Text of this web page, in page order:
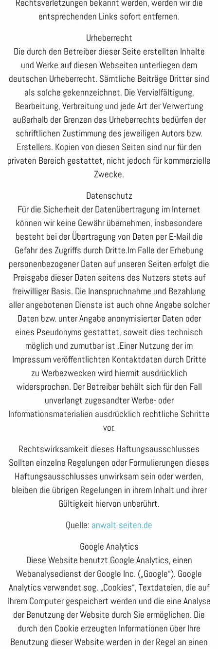
Rechtsverletzungen bekannt werden, werden wir die
entsprechenden Links sofort entfernen.
Urheberrecht
Die durch den Betreiber dieser Seite erstellten Inhalte
und Werke auf diesen Webseiten unterliegen dem
deutschen Urheberrecht. Sämtliche Beiträge Dritter sind
als solche gekennzeichnet. Die Vervielfältigung,
Bearbeitung, Verbreitung und jede Art der Verwertung
außerhalb der Grenzen des Urheberrechts bedürfen der
schriftlichen Zustimmung des jeweiligen Autors bzw.
Erstellers. Kopien von diesen Seiten sind nur für den
privaten Bereich gestattet, nicht jedoch für kommerzielle
Zwecke.
Datenschutz
Für die Sicherheit der Datenübertragung im Internet
können wir keine Gewähr übernehmen, insbesondere
besteht bei der Übertragung von Daten per E-Mail die
Gefahr des Zugriffs durch Dritte.Im Falle der Erhebung
personenbezogener Daten auf unseren Seiten erfolgt die
Preisgabe dieser Daten seitens des Nutzers stets auf
freiwilliger Basis. Die Inanspruchnahme und Bezahlung
aller angebotenen Dienste ist auch ohne Angabe solcher
Daten bzw. unter Angabe anonymisierter Daten oder
eines Pseudonyms gestattet, soweit dies technisch
möglich und zumutbar ist .Einer Nutzung der im
Impressum veröffentlichten Kontaktdaten durch Dritte
zu Werbezwecken wird hiermit ausdrücklich
widersprochen. Der Betreiber behält sich für den Fall
unverlangt zugesandter Werbe- oder
Informationsmaterialien ausdrücklich rechtliche Schritte
vor.
Rechtswirksamkeit dieses Haftungsausschlusses
Sollten einzelne Regelungen oder Formulierungen dieses
Haftungsausschlusses unwirksam sein oder werden,
bleiben die übrigen Regelungen in ihrem Inhalt und ihrer
Gültigkeit hiervon unberührt.
Quelle: anwalt-seiten.de
Google Analytics
Diese Website benutzt Google Analytics, einen
Webanalysedienst der Google Inc. („Google“). Google
Analytics verwendet sog. „Cookies“, Textdateien, die auf
Ihrem Computer gespeichert werden und die eine Analyse
der Benutzung der Website durch Sie ermöglichen. Die
durch den Cookie erzeugten Informationen über Ihre
Benutzung dieser Website werden in der Regel an einen